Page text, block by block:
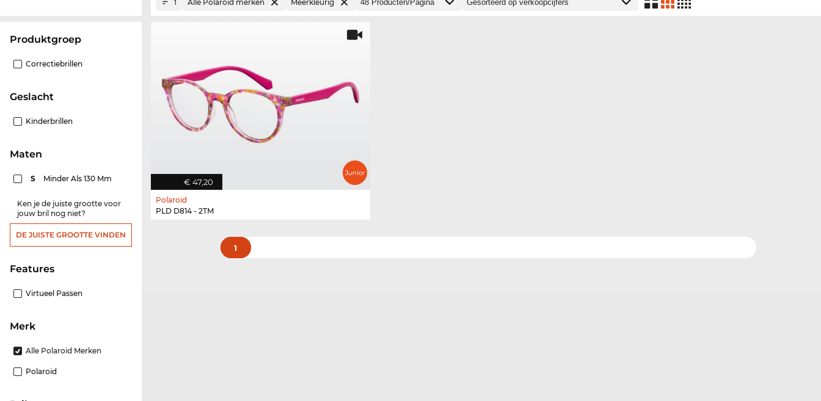
Produktgroep
Correctiebrillen
Geslacht
Kinderbrillen
Maten
S Minder Als 130 Mm
Ken je de juiste grootte voor
jouw bril nog niet?
DE JUISTE GROOTTE VINDEN
features
Virtueel Passen
Merk
Alle Polaroid Merken
Polaroid
1 Alle Polaroid merken Meerkleurig
€ 47,20
Polaroid
PLD D814 - 2TM
1